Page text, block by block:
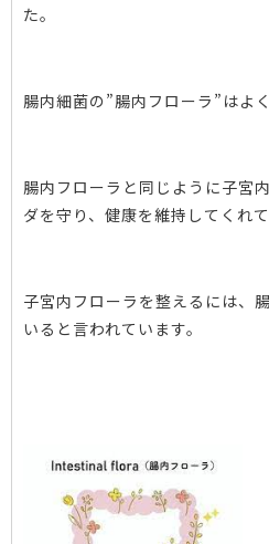
た。
腸内細菌の”腸内フローラ”はよ
腸内フローラと同じように子宮
ダを守り、健康を維持してくれて
子宮内フローラを整えるには、
いると言われています。